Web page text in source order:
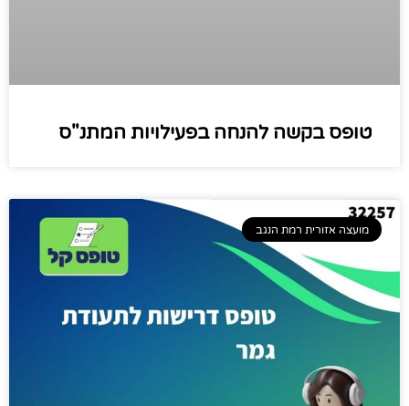
טופס בקשה להנחה בפעילויות המתנ"ס
מועצה אזורית רמת הנגב